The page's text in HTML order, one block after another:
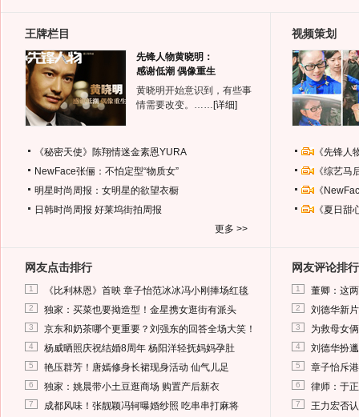
王牌栏目
先锋人物黄晓明：
感谢低潮 偶像重生
黄晓明开始意识到，有些事
情需要改变。…… [详细]
《秘密天使》陈翔情迷金素恩YURA
NewFace张俪：不怕定型“物质女”
明星时尚周报：女明星的欲望衣橱
日韩时尚周报 好莱坞街拍周报
更多 >>
视频策划
《先锋
《综艺
《
《夏日
网友点击排行
1 《比利林恩》首映 章子怡范冰冰冯小刚捧场红毯
2 独家：买菜也要拗造型！金星携女逛街有派头
3 京东和奶茶哪个更重要？刘强东的回答全场大笑！
4 杨威晒照庆祝结婚8周年 杨阳洋轻抚妈妈孕肚
5 艳压群芳！唐嫣修身长裙现身活动 仙气儿足
6 独家：姚晨带小土豆逛商场 购置产后新衣
7 成都风味！张靓颖冯轲曝婚纱照 吃串串打麻将
网友评论排行
1 董卿：这
2 刘德华新
3 为救母女
4 刘德华扮
5 章子怡斥
6 律师：于
7 王力宏否